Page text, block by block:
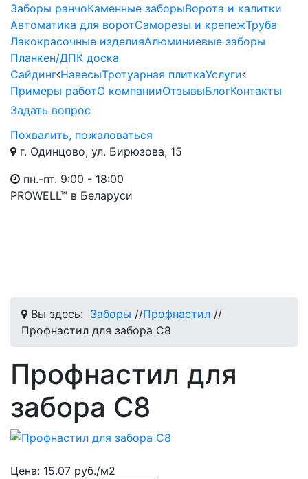
Заборы ранчоКаменные заборыВорота и калитки
Автоматика для воротСаморезы и крепежТруба
Лакокрасочные изделияАлюминиевые заборы
Планкен/ДПК доска
Сайдинг НавесыТротуарная плиткаУслуги
Примеры работО компанииОтзывыБлогКонтакты
Задать вопрос
Похвалить, пожаловаться
г. Одинцово, ул. Бирюзова, 15
пн.-пт. 9:00 - 18:00
PROWELL™ в Беларуси
Вы здесь: Заборы //Профнастил //
Профнастил для забора С8
Профнастил для
забора С8
Цена: 15.07 руб./м2